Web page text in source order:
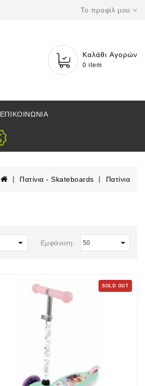
Το προφίλ μου
Καλάθι Αγορών
0 item
ΕΠΙΚΟΙΝΩΝΙΑ
Πατίνια - Skateboards Πατίνια
Εμφάνιση:
SOLD OUT